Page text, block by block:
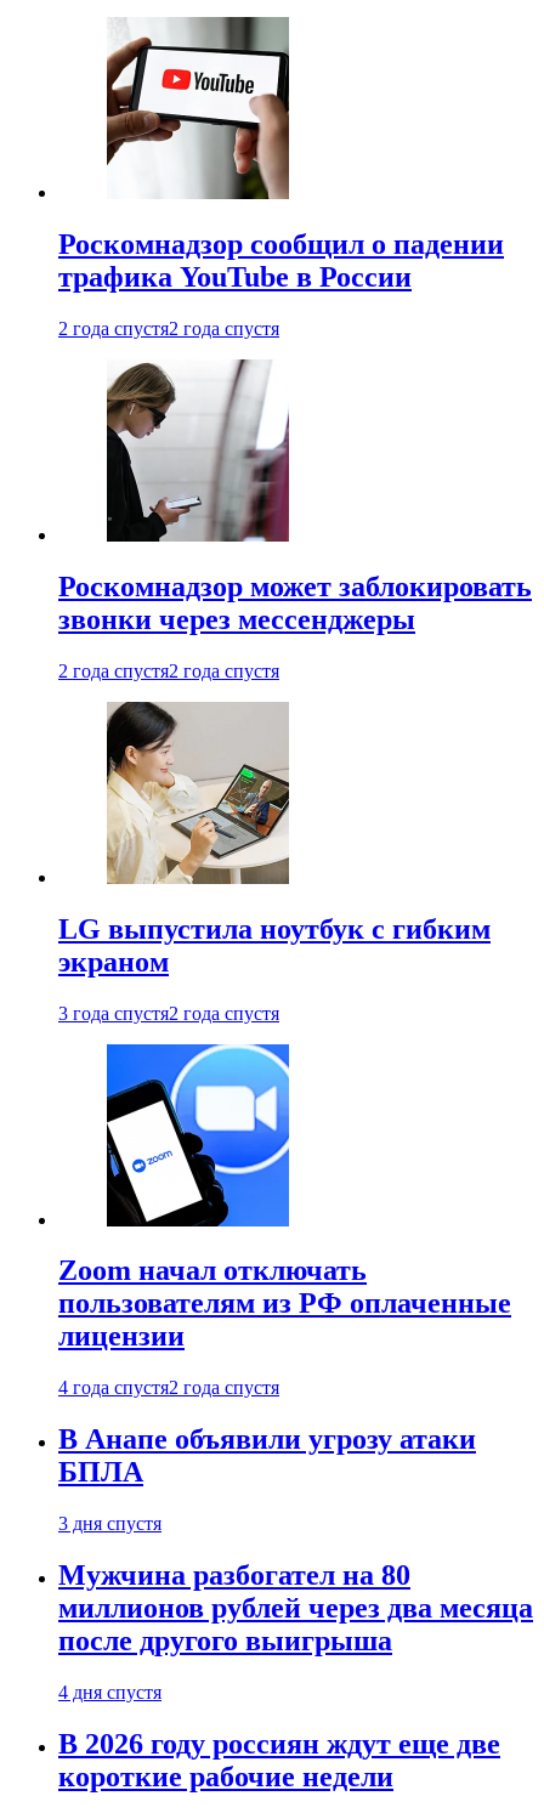
Роскомнадзор сообщил о падении
трафика YouTube в России
2 года спустя2 года спустя
Роскомнадзор может заблокировать
звонки через мессенджеры
2 года спустя2 года спустя
LG выпустила ноутбук с гибким
экраном
3 года спустя2 года спустя
Zoom начал отключать
пользователям из РФ оплаченные
лицензии
4 года спустя2 года спустя
В Анапе объявили угрозу атаки
БПЛА
3 дня спустя
Мужчина разбогател на 80
миллионов рублей через два месяца
после другого выигрыша
4 дня спустя
В 2026 году россиян ждут еще две
короткие рабочие недели